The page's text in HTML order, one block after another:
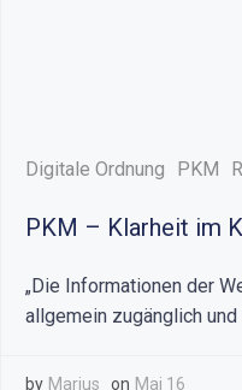
Digitale Ordnung PKM
PKM – Klarheit im
„Die Informationen der
allgemein zugänglich
by Marius on Mai 16